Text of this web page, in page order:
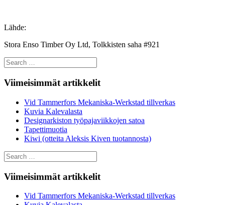
Lähde:
Stora Enso Timber Oy Ltd, Tolkkisten saha #921
Search
for:
Viimeisimmät artikkelit
Vid Tammerfors Mekaniska-Werkstad tillverkas
Kuvia Kalevalasta
Designarkiston työpajaviikkojen satoa
Tapettimuotia
Kiwi (otteita Aleksis Kiven tuotannosta)
Search
for:
Viimeisimmät artikkelit
Vid Tammerfors Mekaniska-Werkstad tillverkas